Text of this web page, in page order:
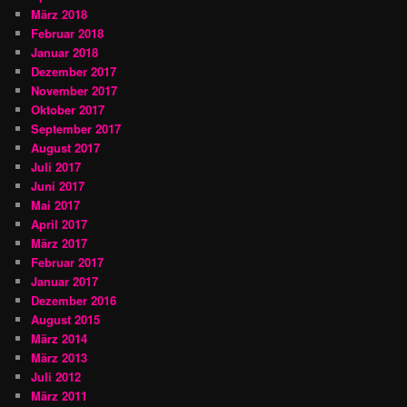
März 2018
Februar 2018
Januar 2018
Dezember 2017
November 2017
Oktober 2017
September 2017
August 2017
Juli 2017
Juni 2017
Mai 2017
April 2017
März 2017
Februar 2017
Januar 2017
Dezember 2016
August 2015
März 2014
März 2013
Juli 2012
März 2011